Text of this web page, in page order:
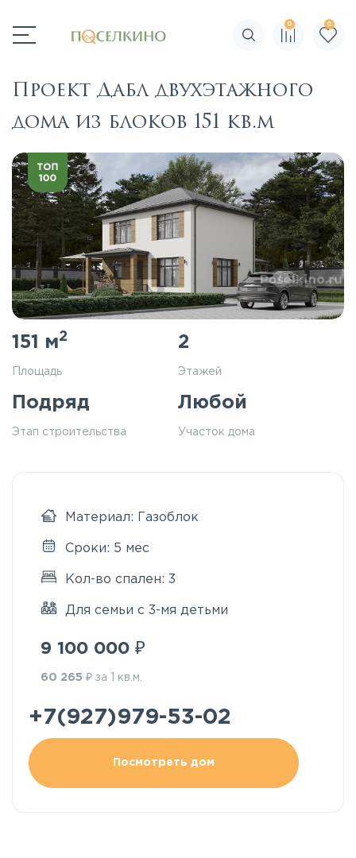
Поиск по сайту
0 0
Проект Дабл двухэтажного
дома из блоков 151 кв.м
151 м2
Площадь
2
Этажей
Подряд
Этап строительства
Любой
Участок дома
Материал: Газоблок
Сроки: 5 мес
Кол-во спален: 3
Для семьи с 3-мя детьми
9 100 000 ₽
60 265 ₽ за 1 кв.м.
+7(927)979-53-02
Посмотреть дом